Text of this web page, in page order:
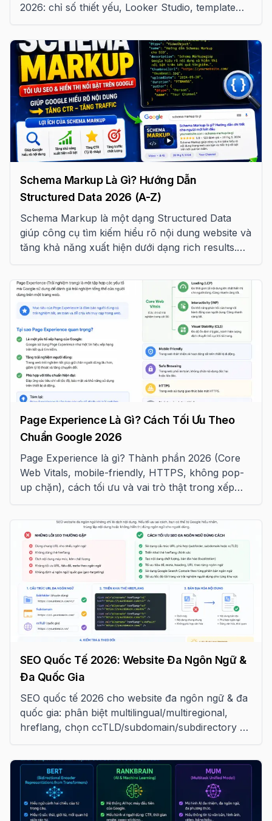
2026: chỉ số thiết yếu, Looker Studio, template
Schema Markup Là Gì? Hướng Dẫn
Structured Data 2026 (A-Z)
Schema Markup là một dạng Structured Data
giúp công cụ tìm kiếm hiểu rõ nội dung website và
tăng khả năng xuất hiện dưới dạng rich results.
Page Experience Là Gì? Cách Tối Ưu Theo
Chuẩn Google 2026
Page Experience là gì? Thành phần 2026 (Core
Web Vitals, mobile-friendly, HTTPS, không pop-
up chặn), cách tối ưu và vai trò thật trong xếp
SEO Quốc Tế 2026: Website Đa Ngôn Ngữ &
Đa Quốc Gia
SEO quốc tế 2026 cho website đa ngôn ngữ & đa
quốc gia: phân biệt multilingual/multiregional,
hreflang, chọn ccTLD/subdomain/subdirectory và